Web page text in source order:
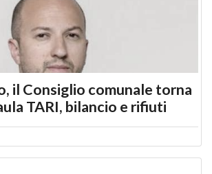
il Consiglio comunale torna
TARI, bilancio e rifiuti